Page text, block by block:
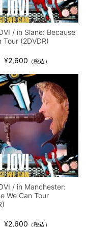
/ in Slane: Because
Tour (2DVDR)
¥2,600 （税込）
/ in Manchester:
We Can Tour
¥2,600 （税込）